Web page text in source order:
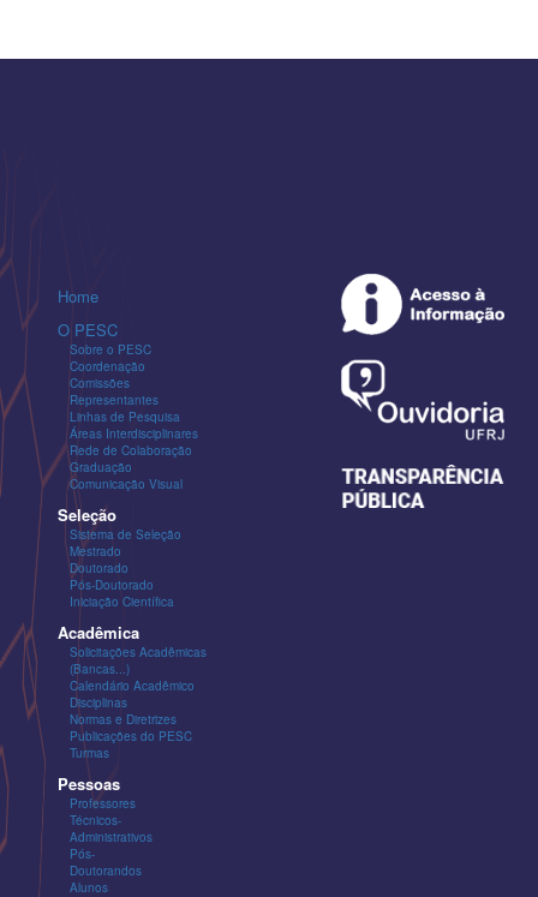
Home
O PESC
Sobre o PESC
Coordenação
Comissões
Representantes
Linhas de Pesquisa
Áreas Interdisciplinares
Rede de Colaboração
Graduação
Comunicação Visual
Seleção
Sistema de Seleção
Mestrado
Doutorado
Pós-Doutorado
Iniciação Científica
Acadêmica
Solicitações Acadêmicas
(Bancas...)
Calendário Acadêmico
Disciplinas
Normas e Diretrizes
Publicações do PESC
Turmas
Pessoas
Professores
Técnicos-
Administrativos
Pós-
Doutorandos
Alunos